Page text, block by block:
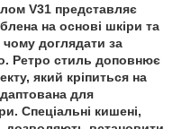
V31 представляє
на основі шкіри та
чому доглядати за
Ретро стиль доповнює
який кріпиться на
для
Спеціальні кишені,